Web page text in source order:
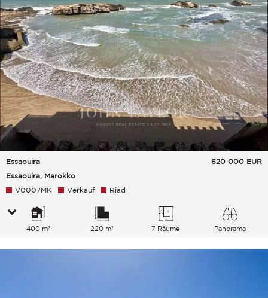
Essaouira
Essaouira, Marokko
620 000 EUR
V0007MK Verkauf Riad
400 m² 220 m² 7 Räume Panorama